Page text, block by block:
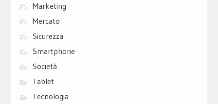
Marketing
Mercato
Sicurezza
Smartphone
Società
Tablet
Tecnologia